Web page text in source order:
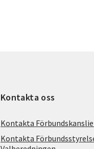
Kontakta oss
Kontakta
Kontakta